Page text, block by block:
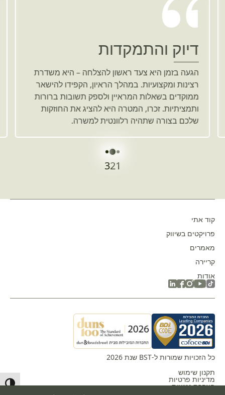
דיוק והתמקדות
הגעה בזמן היא צעד ראשון להצלחה – היא משדרת
רצינות ומקצועיות. במהלך הראיון, הקפידו להישאר
ממוקדים בשאלות המראיין ולספק תשובות ברורות
ותמציתיות. זכרו, המטרה היא להציג את החוזקות
שלכם בצורה שתהיה רלוונטית למשרה.
1
2
3
אודות
קריירה
מאמרים
פרויקטים בשיווק
קוד אתי
כל הזכויות שמורות ל-BST שנת 2026
תקנון שימוש
מדיניות פרטיות
הצהרת נגישות